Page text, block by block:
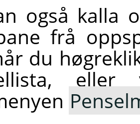
også kalla
frå
du